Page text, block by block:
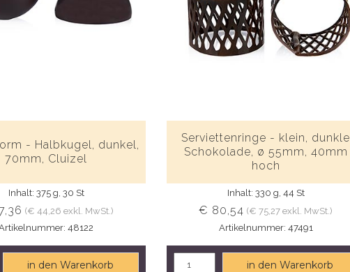
- Halbkugel, dunkel,
70mm, Cluizel
Inhalt: 375 g, 30 St
(€ 44,26 exkl. MwSt.)
48122
in den Warenkorb
Serviettenringe - klein, dunkle
Schokolade, ø 55mm, 40mm
hoch
Inhalt: 330 g, 44 St
€ 80,54 (€ 75,27 exkl. MwSt.)
Artikelnummer: 47491
in den Warenkorb